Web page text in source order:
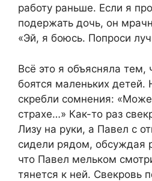
работу раньше. Если я
подержать дочь, он
«Эй, я боюсь. Попроси
Всё это я объясняла
боятся маленьких детей.
скребли сомнения:
страхе…» Как-то раз
Лизу на руки, а Павел с
сидели рядом, обсуждая
что Павел мельком
тянется к ней. Свекровь